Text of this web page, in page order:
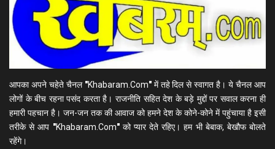
आपका अपने चहेते चैनल "Khabaram.Com"में तहे दिल से स्वागत है। ये चैनल आप
लोगों के बीच रहना पसंद करता है। राजनीति सहित देश के बड़े मुद्दों पर सवाल करना ही
हमारी पहचान है। जन-जन तक की आवाज को हमने देश के कोने-कोने में पहुंचाया है इसी
तरीके से आप "Khabaram.Com"को प्यार देते रहिए। हम भी बेबाक, बेखौफ बोलते
रहेंगे।